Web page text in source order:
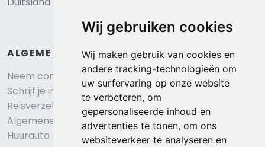
Wij gebruiken cookies
Wij maken gebruik van cookies en
andere tracking-technologieën om
uw surfervaring op onze website
te verbeteren, om
gepersonaliseerde inhoud en
advertenties te tonen, om ons
websiteverkeer te analyseren en
ALGEMEEN
Neem contact op
Schrijf je in voor onze nieuwsbrief
Reisverzekering afsluiten
Algemene voorwaarden
Huurauto reserveren